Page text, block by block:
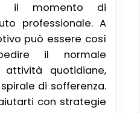
il momento di
professionale. A
può essere così
il normale
attività quotidiane,
di sofferenza.
con strategie